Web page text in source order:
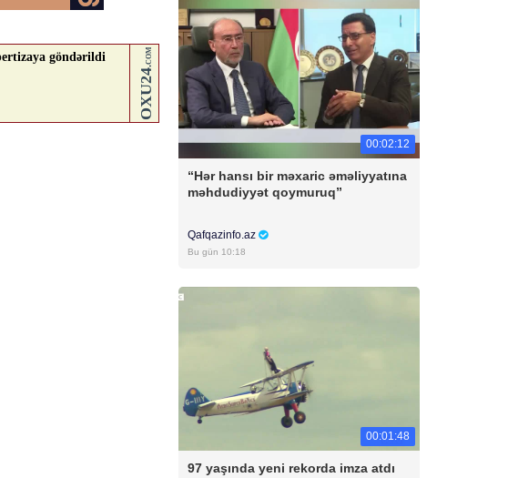
00:02:12
“Hər hansı bir məxaric əməliyyatına
məhdudiyyət qoymuruq”
Qafqazinfo.az
Bu gün 10:18
00:01:48
97 yaşında yeni rekorda imza atdı